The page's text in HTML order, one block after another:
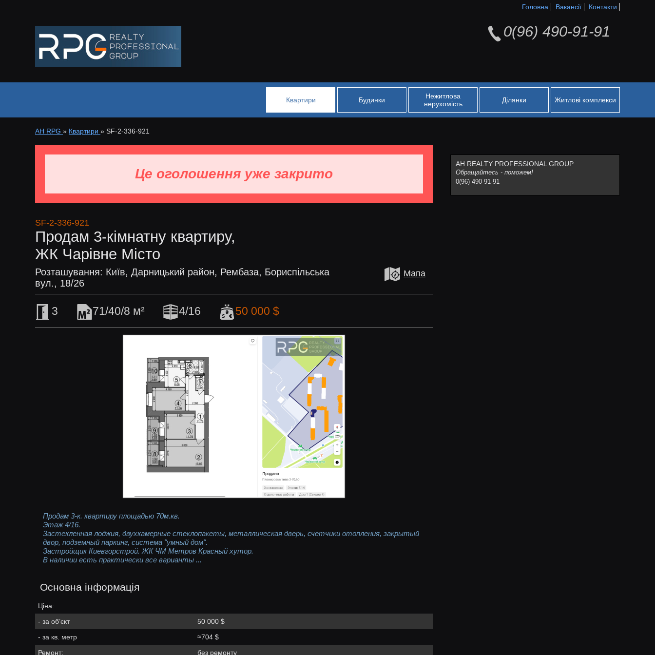
Головна Вакансії Контакти
0(96) 490-91-91
Квартири Будинки
Нежитлова
нерухомість
Ділянки Житлові комплекси
АН RPG » Квартири » SF-2-336-921
Це оголошення уже закрито
SF-2-336-921
Продам 3-кімнатну квартиру,
ЖК Чарівне Місто
Розташування: Київ, Дарницький район, Рембаза, Бориспільська
вул., 18/26
Мапа
3 71/40/8 м² 4/16 50 000 $
Продам 3-к. квартиру площадью 70м.кв.
Этаж 4/16.
Застекленная лоджия, двухкамерные стеклопакеты, металлическая дверь, счетчики отопления, закрытый
двор, подземный паркинг, система "умный дом".
Застройщик Киевгорстрой. ЖК ЧМ Метров Красный хутор.
В наличии есть практически все варианты ...
Основна інформація
Ціна:
- за об’єкт
50 000 $
- за кв. метр
≈704 $
Ремонт:
без ремонту
АН REALTY PROFESSIONAL GROUP
Обращайтесь - поможем!
0(96) 490-91-91